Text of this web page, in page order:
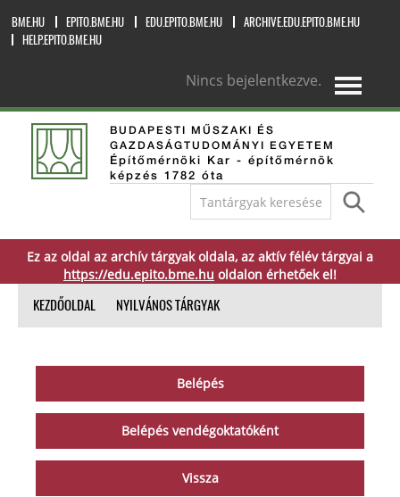
BME.HU EPITO.BME.HU EDU.EPITO.BME.HU
ARCHIVE.EDU.EPITO.BME.HU
HELP.EPITO.BME.HU
Nincs bejelentkezve.
BUDAPESTI MŰSZAKI ÉS
GAZDASÁGTUDOMÁNYI EGYETEM
Építőmérnöki Kar - építőmérnök
képzés 1782 óta
Ez az oldal az archív tárgyak oldala, az aktív félév tárgyai a
https://edu.epito.bme.hu oldalon érhetőek el!
KEZDŐOLDAL NYILVÁNOS TÁRGYAK